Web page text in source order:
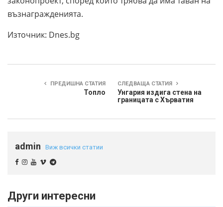
възнагражденията.
Източник: Dnes.bg
ПРЕДИШНА СТАТИЯ
Топло
СЛЕДВАЩА СТАТИЯ
Унгария издига стена на
границата с Хърватия
admin Виж всички статии
Други интересни